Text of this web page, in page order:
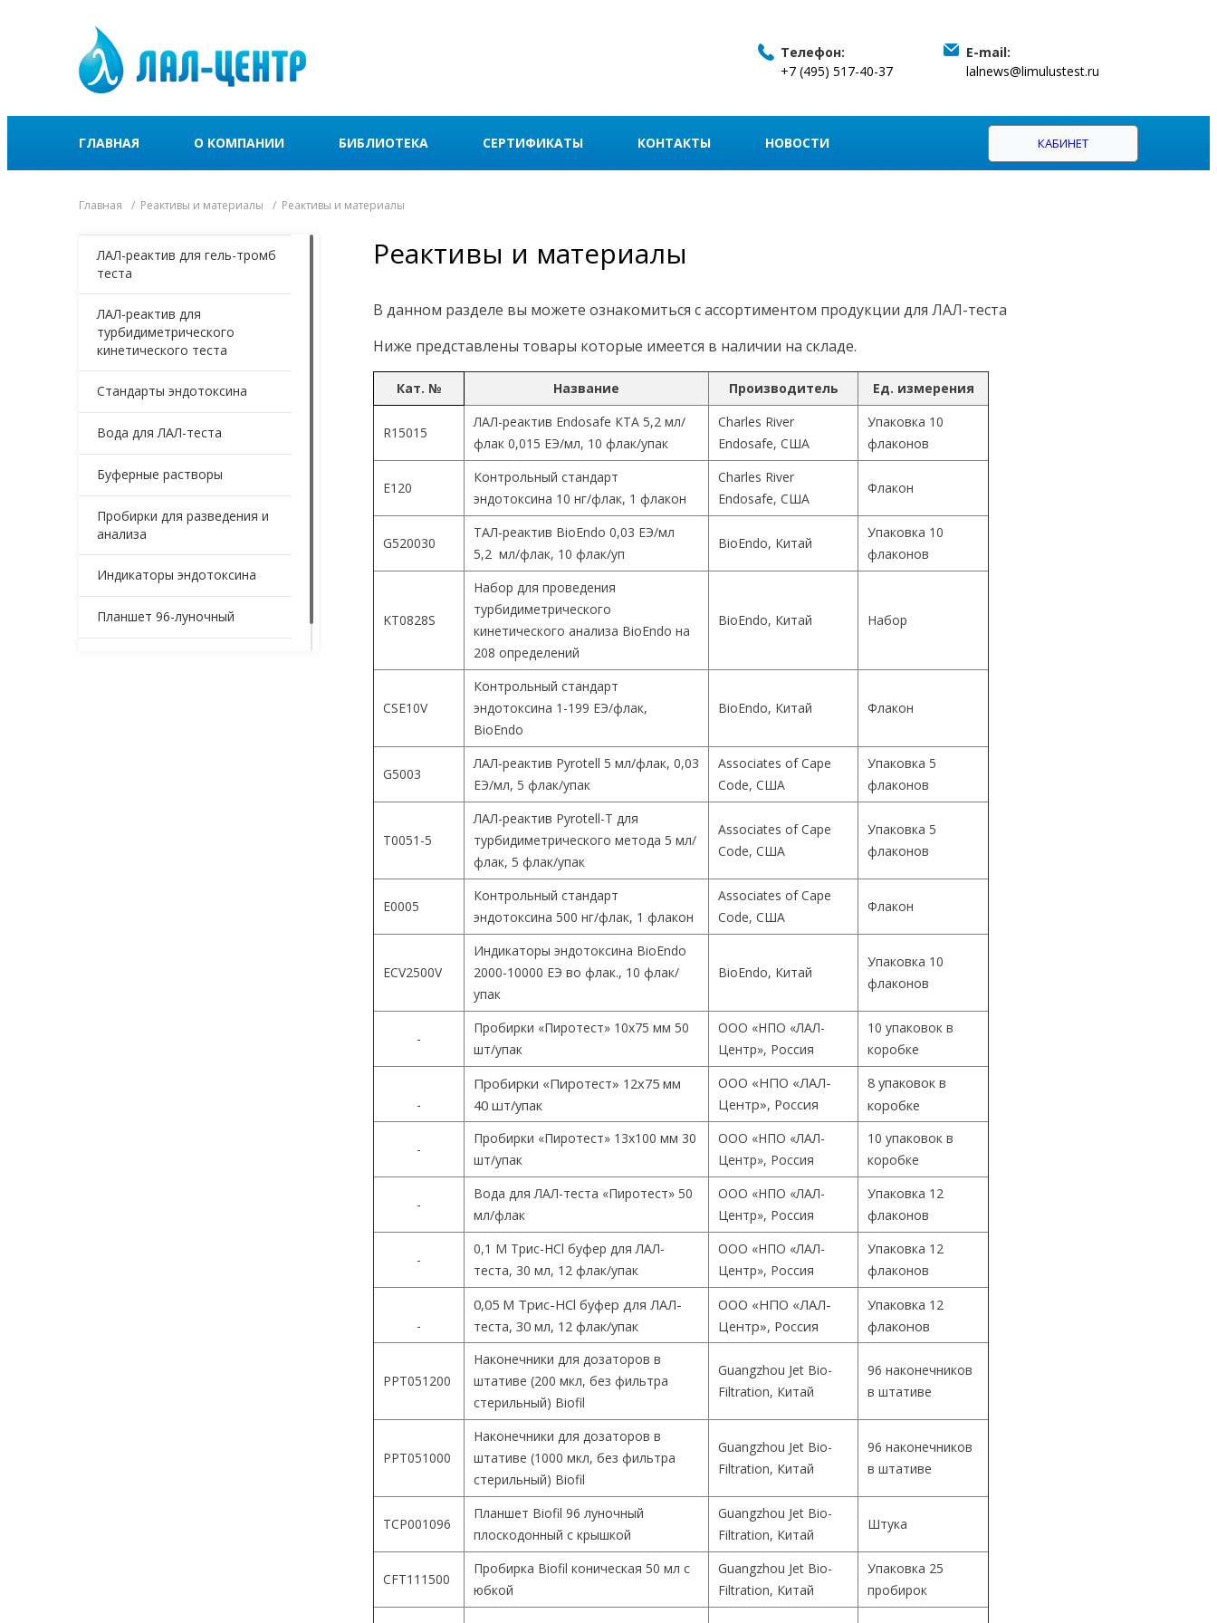
Телефон:
+7 (495) 517-40-37
E-mail:
lalnews@limulustest.ru
ГЛАВНАЯ О КОМПАНИИ БИБЛИОТЕКА СЕРТИФИКАТЫ КОНТАКТЫ НОВОСТИ КАБИНЕТ
Главная Реактивы и материалы Реактивы и материалы
ЛАЛ-реактив для гель-тромб
теста
ЛАЛ-реактив для
турбидиметрического
кинетического теста
Стандарты эндотоксина
Вода для ЛАЛ-теста
Буферные растворы
Пробирки для разведения и
анализа
Индикаторы эндотоксина
Планшет 96-луночный
Реактивы и материалы
В данном разделе вы можете ознакомиться с ассортиментом продукции для ЛАЛ-теста
Ниже представлены товары которые имеется в наличии на складе.
Кат. № Название Производитель Ед. измерения
R15015
ЛАЛ-реактив Endosafe КТА 5,2 мл/
флак 0,015 ЕЭ/мл, 10 флак/упак
Charles River
Endosafe, США
Упаковка 10
флаконов
Е120
Контрольный стандарт
эндотоксина 10 нг/флак, 1 флакон
Charles River
Endosafe, США
Флакон
G520030
ТАЛ-реактив BioEndo 0,03 ЕЭ/мл
5,2 мл/флак, 10 флак/уп
BioEndo, Китай
Упаковка 10
флаконов
KT0828S
Набор для проведения
турбидиметрического
кинетического анализа BioEndo на
208 определений
BioEndo, Китай Набор
CSE10V
Контрольный стандарт
эндотоксина 1-199 ЕЭ/флак,
BioEndo
BioEndo, Китай Флакон
G5003
ЛАЛ-реактив Pyrotell 5 мл/флак, 0,03
ЕЭ/мл, 5 флак/упак
Associates of Cape
Code, США
Упаковка 5
флаконов
T0051-5
ЛАЛ-реактив Pyrotell-T для
турбидиметрического метода 5 мл/
флак, 5 флак/упак
Associates of Cape
Code, США
Упаковка 5
флаконов
E0005
Контрольный стандарт
эндотоксина 500 нг/флак, 1 флакон
Associates of Cape
Code, США
Флакон
ECV2500V
Индикаторы эндотоксина BioEndo
2000-10000 ЕЭ во флак., 10 флак/
упак
BioEndo, Китай
Упаковка 10
флаконов
-
Пробирки «Пиротест» 10х75 мм 50
шт/упак
ООО «НПО «ЛАЛ-
Центр», Россия
10 упаковок в
коробке
-
Пробирки «Пиротест» 12х75 мм
40 шт/упак
ООО «НПО «ЛАЛ-
Центр», Россия
8 упаковок в
коробке
-
Пробирки «Пиротест» 13х100 мм 30
шт/упак
ООО «НПО «ЛАЛ-
Центр», Россия
10 упаковок в
коробке
-
Вода для ЛАЛ-теста «Пиротест» 50
мл/флак
ООО «НПО «ЛАЛ-
Центр», Россия
Упаковка 12
флаконов
-
0,1 М Трис-HCl буфер для ЛАЛ-
теста, 30 мл, 12 флак/упак
ООО «НПО «ЛАЛ-
Центр», Россия
Упаковка 12
флаконов
-
0,05 М Трис-HCl буфер для ЛАЛ-
теста, 30 мл, 12 флак/упак
ООО «НПО «ЛАЛ-
Центр», Россия
Упаковка 12
флаконов
PPT051200
Наконечники для дозаторов в
штативе (200 мкл, без фильтра
стерильный) Biofil
Guangzhou Jet Bio-
Filtration, Китай
96 наконечников
в штативе
PPT051000
Наконечники для дозаторов в
штативе (1000 мкл, без фильтра
стерильный) Biofil
Guangzhou Jet Bio-
Filtration, Китай
96 наконечников
в штативе
TCP001096
Планшет Biofil 96 луночный
плоскодонный с крышкой
Guangzhou Jet Bio-
Filtration, Китай
Штука
CFT111500
Пробирка Biofil коническая 50 мл с
юбкой
Guangzhou Jet Bio-
Filtration, Китай
Упаковка 25
пробирок